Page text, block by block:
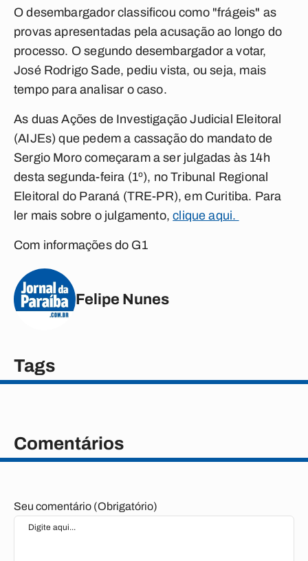
O desembargador classificou como "frágeis" as
provas apresentadas pela acusação ao longo do
processo. O segundo desembargador a votar,
José Rodrigo Sade, pediu vista, ou seja, mais
tempo para analisar o caso.
As duas Ações de Investigação Judicial Eleitoral
(AIJEs) que pedem a cassação do mandato de
Sergio Moro começaram a ser julgadas às 14h
desta segunda-feira (1º), no Tribunal Regional
Eleitoral do Paraná (TRE-PR), em Curitiba. Para
ler mais sobre o julgamento,clique aqui.
Com informações do G1
Felipe Nunes
Tags
Comentários
Seu comentário (Obrigatório)